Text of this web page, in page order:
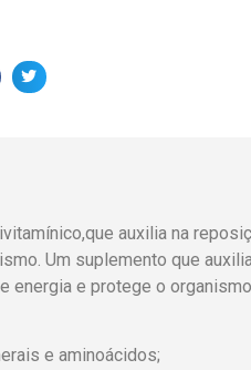
auxilia na
Um suplemento que
energia e protege o
e aminoácidos;